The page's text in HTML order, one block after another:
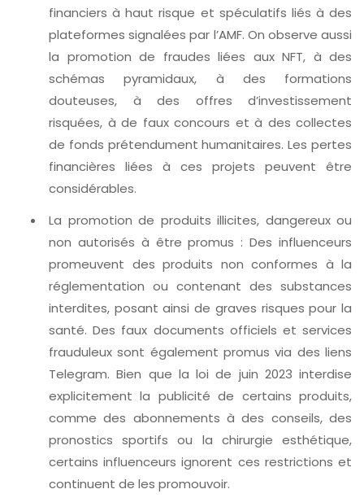
financiers à haut risque et spéculatifs liés à des
plateformes signalées par l’AMF. On observe aussi
la promotion de fraudes liées aux NFT, à des
schémas pyramidaux, à des formations
douteuses, à des offres d’investissement
risquées, à de faux concours et à des collectes
de fonds prétendument humanitaires. Les pertes
financières liées à ces projets peuvent être
considérables.
La promotion de produits illicites, dangereux ou
non autorisés à être promus : Des influenceurs
promeuvent des produits non conformes à la
réglementation ou contenant des substances
interdites, posant ainsi de graves risques pour la
santé. Des faux documents officiels et services
frauduleux sont également promus via des liens
Telegram. Bien que la loi de juin 2023 interdise
explicitement la publicité de certains produits,
comme des abonnements à des conseils, des
pronostics sportifs ou la chirurgie esthétique,
certains influenceurs ignorent ces restrictions et
continuent de les promouvoir.